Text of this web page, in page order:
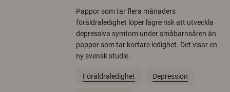
Pappor som tar flera månaders
föräldraledighet löper lägre risk att utveckla
depressiva symtom under småbarnsåren än
pappor som tar kortare ledighet. Det visar en
ny svensk studie.
Föräldraledighet Depression